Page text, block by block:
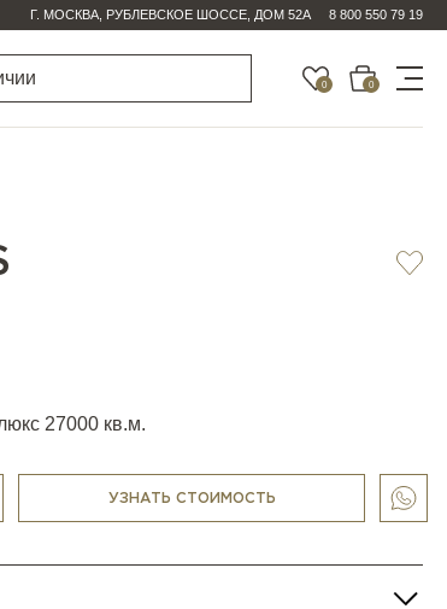
Г. МОСКВА, РУБЛЕВСКОЕ ШОССЕ, ДОМ 52А 8 800 550 79 19
0 0
27000 кв.м.
УЗНАТЬ СТОИМОСТЬ